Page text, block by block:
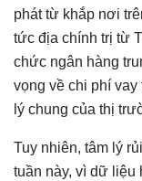
phát từ khắp nơi
tức địa chính trị từ
chức ngân hàng
vọng về chi phí
lý chung của thị
Tuy nhiên, tâm lý
tuần này, vì dữ liệu